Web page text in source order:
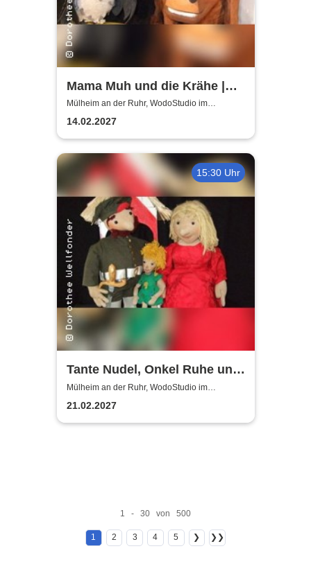
Mama Muh und die Krähe |
WodoStudio im
Ringlokschuppen Ruhr
Mülheim an der Ruhr, WodoStudio im
Ringlokschuppen Ruhr
14.02.2027
15:30 Uhr
Tante Nudel, Onkel Ruhe und
Herr Schlau | WodoStudio im
Ringlokschuppen Ruhr
Mülheim an der Ruhr, WodoStudio im
Ringlokschuppen Ruhr
21.02.2027
1 - 30 von 500
1 2 3 4 5 ❯ ❯❯